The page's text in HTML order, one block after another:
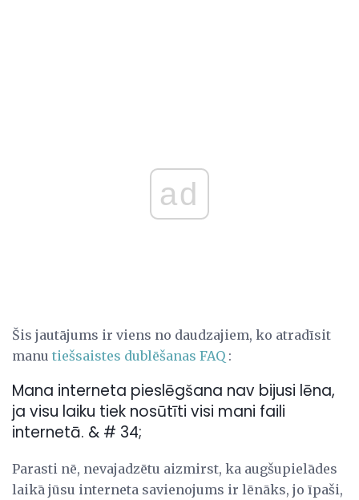
ad
Šis jautājums ir viens no daudzajiem, ko atradīsit
manu tiešsaistes dublēšanas FAQ :
Mana interneta pieslēgšana nav bijusi lēna,
ja visu laiku tiek nosūtīti visi mani faili
internetā. & # 34;
Parasti nē, nevajadzētu aizmirst, ka augšupielādes
laikā jūsu interneta savienojums ir lēnāks, jo īpaši,